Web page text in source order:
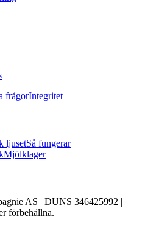
frågorIntegritet
ljusetSå fungerar
Mjölklager
AS | DUNS 346425992 |
förbehållna.